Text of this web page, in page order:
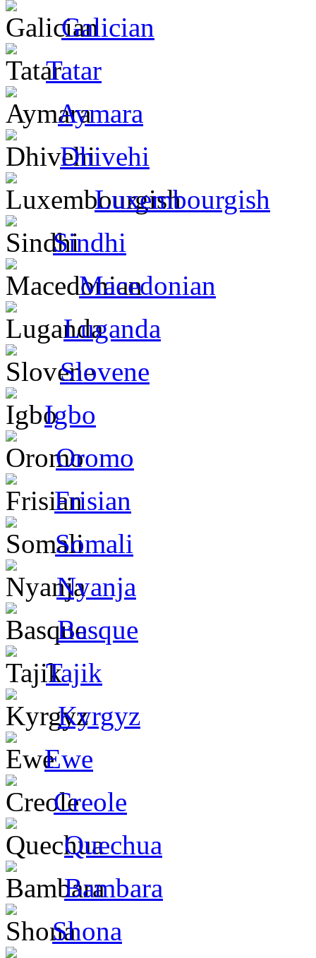
Galician
Tatar
Aymara
Dhivehi
Luxembourgish
Sindhi
Macedonian
Luganda
Slovene
Igbo
Oromo
Frisian
Somali
Nyanja
Basque
Tajik
Kyrgyz
Ewe
Creole
Quechua
Bambara
Shona